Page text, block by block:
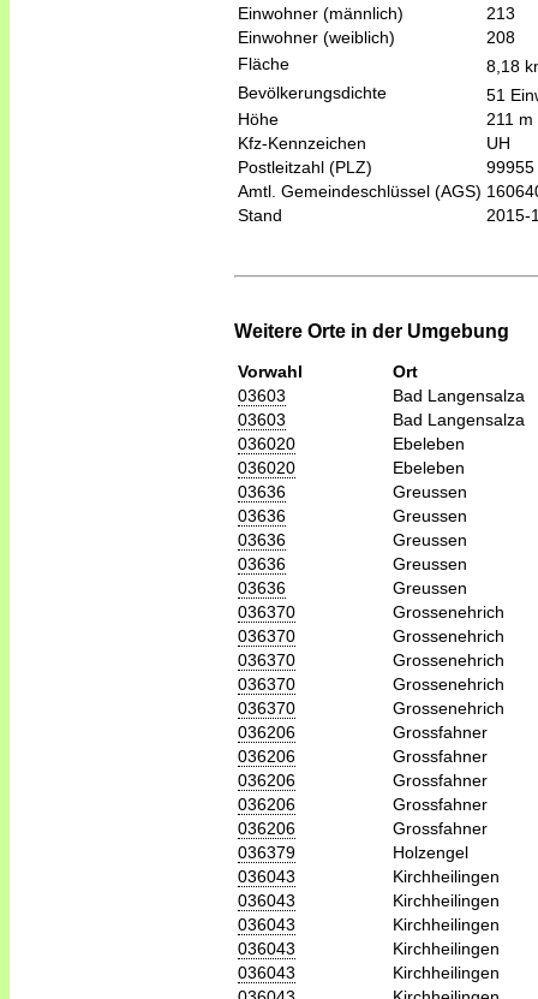
Einwohner (männlich)
213
Einwohner (weiblich)
208
Fläche
8,18
Bevölkerungsdichte
51
Höhe
211 m
Kfz-Kennzeichen
UH
Postleitzahl (PLZ)
99955
Amtl. Gemeindeschlüssel (AGS)
Stand
2015-
Weitere Orte in der Umgebung
Vorwahl
Ort
03603
Bad Langensalza
03603
Bad Langensalza
036020
Ebeleben
036020
Ebeleben
03636
Greussen
03636
Greussen
03636
Greussen
03636
Greussen
03636
Greussen
036370
Grossenehrich
036370
Grossenehrich
036370
Grossenehrich
036370
Grossenehrich
036370
Grossenehrich
036206
Grossfahner
036206
Grossfahner
036206
Grossfahner
036206
Grossfahner
036206
Grossfahner
036379
Holzengel
036043
Kirchheilingen
036043
Kirchheilingen
036043
Kirchheilingen
036043
Kirchheilingen
036043
Kirchheilingen